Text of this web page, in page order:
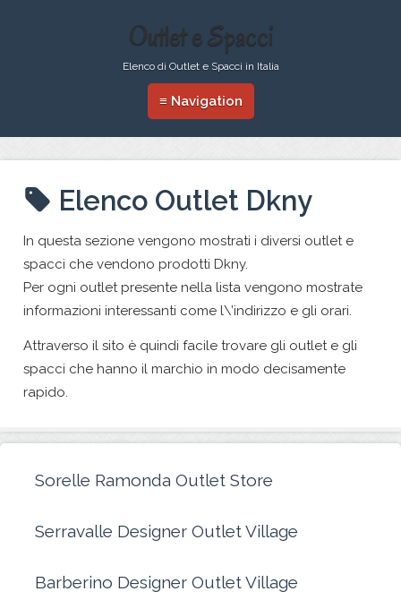
Outlet e Spacci
Elenco di Outlet e Spacci in Italia
≡ Navigation
Elenco Outlet Dkny
In questa sezione vengono mostrati i diversi outlet e
spacci che vendono prodotti Dkny.
Per ogni outlet presente nella lista vengono mostrate
informazioni interessanti come l\’indirizzo e gli orari.
Attraverso il sito è quindi facile trovare gli outlet e gli
spacci che hanno il marchio in modo decisamente
rapido.
Sorelle Ramonda Outlet Store
Serravalle Designer Outlet Village
Barberino Designer Outlet Village